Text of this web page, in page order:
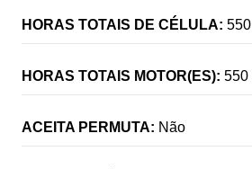
HORAS TOTAIS DE CÉLULA: 550
HORAS TOTAIS MOTOR(ES): 550
ACEITA PERMUTA: Não